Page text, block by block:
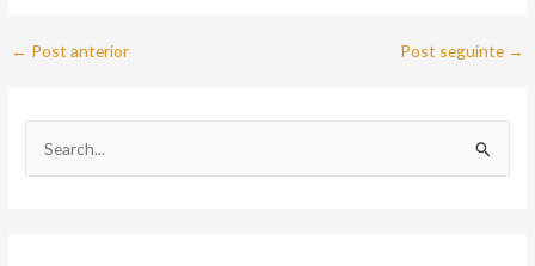
← Post anterior Post seguinte →